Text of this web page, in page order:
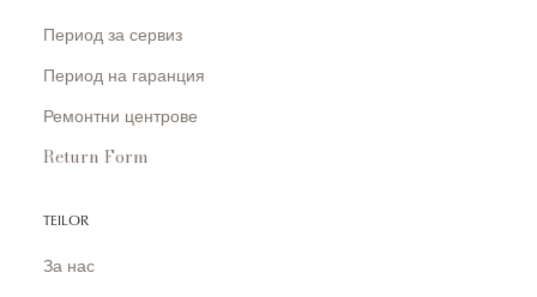
Период за сервиз
Период на гаранция
Ремонтни центрове
Return Form
TEILOR
За нас